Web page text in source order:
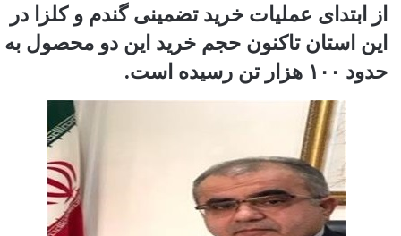
از ابتدای عملیات خرید تضمینی گندم و کلزا در
این استان تاکنون حجم خرید این دو محصول به
حدود ۱۰۰ هزار تن رسیده است.